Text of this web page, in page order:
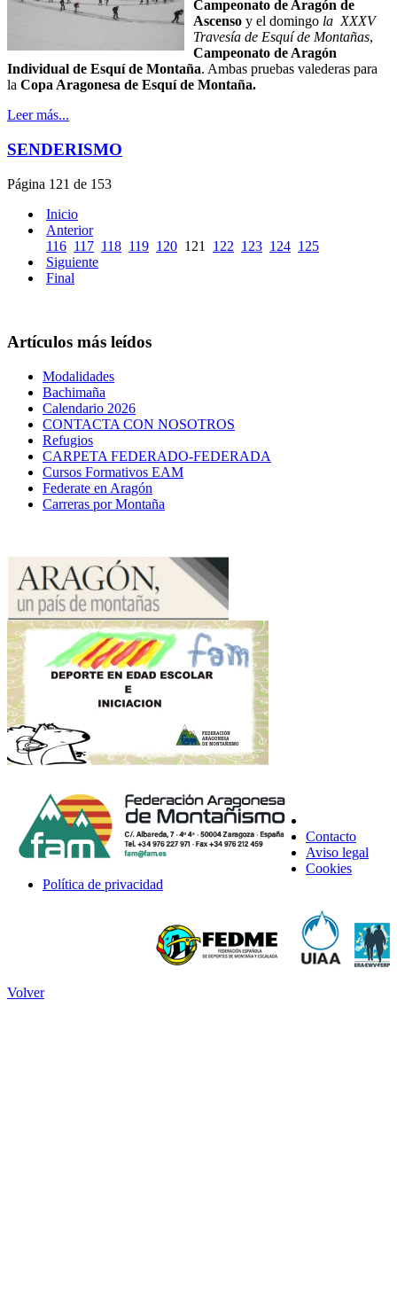
Campeonato de Aragón de
Ascenso y el domingo la XXXV
Travesía de Esquí de Montañas,
Campeonato de Aragón
Individual de Esquí de Montaña. Ambas pruebas valederas para
la Copa Aragonesa de Esquí de Montaña.
Leer más...
SENDERISMO
Página 121 de 153
Inicio
Anterior
116 117 118 119 120 121 122 123 124 125
Siguiente
Final
Artículos más leídos
Modalidades
Bachimaña
Calendario 2026
CONTACTA CON NOSOTROS
Refugios
CARPETA FEDERADO-FEDERADA
Cursos Formativos EAM
Federate en Aragón
Carreras por Montaña
Contacto
Aviso legal
Cookies
Política de privacidad
Volver